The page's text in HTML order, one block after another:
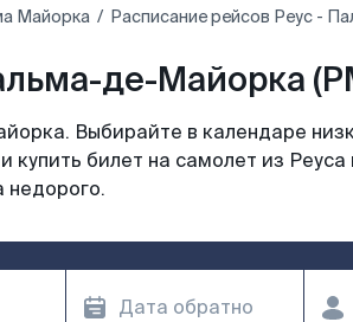
Майорка Расписание рейсов Реус -
де-Майорка
Выбирайте в календаре
купить билет на самолет из
недорого.